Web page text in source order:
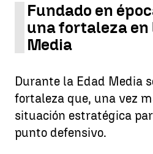
Fundado en
una fortaleza en
Media
Durante la Edad Media
fortaleza que, una vez
situación estratégica
punto defensivo.